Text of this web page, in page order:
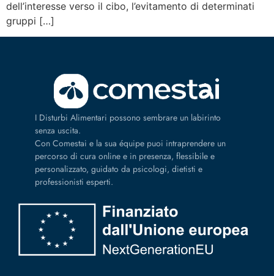
dell’interesse verso il cibo, l’evitamento di determinati
gruppi […]
I Disturbi Alimentari possono sembrare un labirinto
senza uscita.
Con Comestai e la sua équipe puoi intraprendere un
percorso di cura online e in presenza, flessibile e
personalizzato, guidato da psicologi, dietisti e
professionisti esperti.